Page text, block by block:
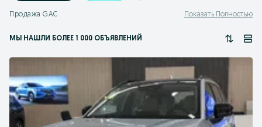
Продажа GAC Показать Полностью
МЫ НАШЛИ БОЛЕЕ 1 000 ОБЪЯВЛЕНИЙ